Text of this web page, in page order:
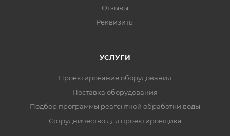
Отзывы
Реквизиты
УСЛУГИ
Проектирование оборудования
Поставка оборудования
Подбор программы реагентной обработки воды
Сотрудничество для проектировщика